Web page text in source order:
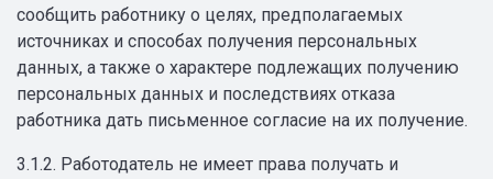
сообщить работнику о целях, предполагаемых
источниках и способах получения персональных
данных, а также о характере подлежащих получению
персональных данных и последствиях отказа
работника дать письменное согласие на их получение.
3.1.2. Работодатель не имеет права получать и